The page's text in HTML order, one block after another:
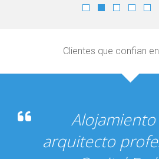
Clientes que confian en
web de
profesional en